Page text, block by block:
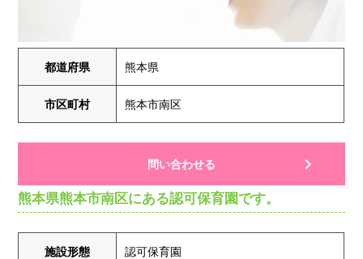
都道府県 熊本県
市区町村 熊本市南区
問い合わせる
熊本県熊本市南区にある認可保育園です。
施設形態 認可保育園